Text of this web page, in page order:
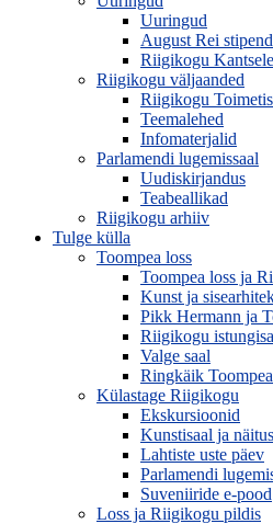
Uuringud
August Rei
Riigikogu
Riigikogu väljaanded
Riigikogu
Teemalehed
Infomaterjalid
Parlamendi lugemissaal
Uudiskirjandus
Teabeallikad
Riigikogu arhiiv
Tulge külla
Toompea loss
Toompea loss ja
Kunst ja
Pikk Hermann ja
Riigikogu
Valge saal
Ringkäik
Külastage Riigikogu
Ekskursioonid
Kunstisaal ja
Lahtiste uste päev
Parlamendi
Suveniiride e-pood
Loss ja Riigikogu pildis